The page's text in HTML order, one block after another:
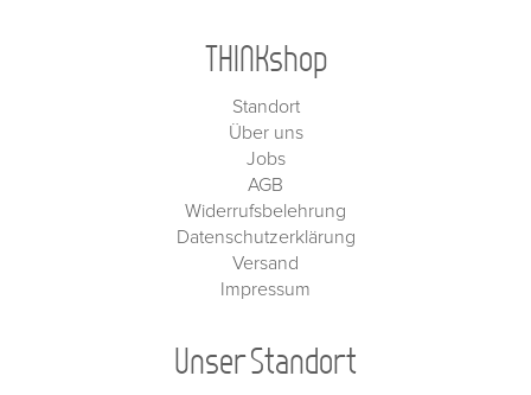
THINKshop
Standort
Über uns
Jobs
AGB
Widerrufsbelehrung
Datenschutzerklärung
Versand
Impressum
Unser Standort